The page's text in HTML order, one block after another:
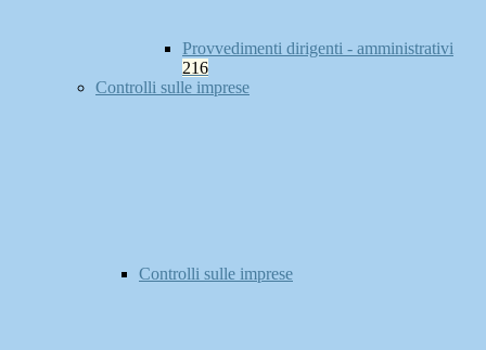
Provvedimenti dirigenti - amministrativi
216
Controlli sulle imprese
Controlli sulle imprese